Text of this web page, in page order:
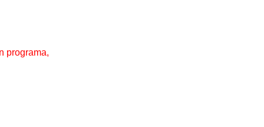
programa,